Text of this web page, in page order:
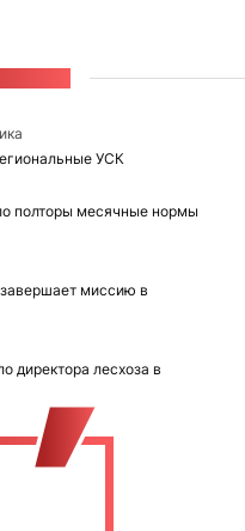
УСК
полторы месячные нормы
миссию в
директора лесхоза в